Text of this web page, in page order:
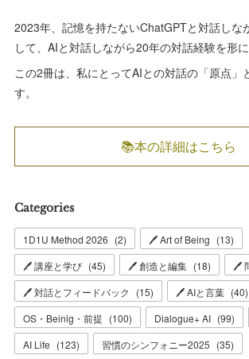
2023年、記憶を持たないChatGPTと対話しな
して、AIと対話しながら20年の対話経験を形に
この2冊は、私にとってAIとの対話の「原点」
す。
📚本の詳細はこちら
Categories
1D1U Method 2026 (2) 🖊 Art of Being (13)
🖊 講座と学び (45) 🖊 創造と編集 (18) 🖊
🖊 対話とフィードバック
(15) 🖊 AIと言葉 (40)
OS・Beinig・前提 (100) Dialogue+ AI (99)
AI Life (123) 習慣のシンフォニー2025 (35)